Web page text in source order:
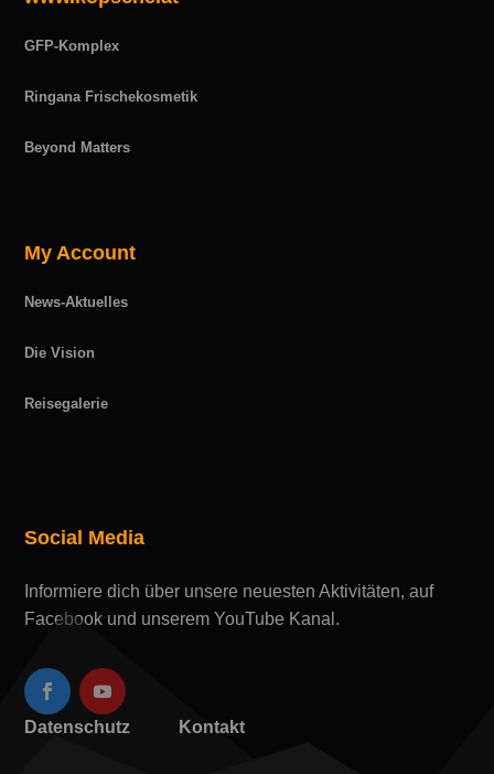
GFP-Komplex
Ringana Frischekosmetik
Beyond Matters
My Account
News-Aktuelles
Die Vision
Reisegalerie
Social Media
Informiere dich über unsere neuesten Aktivitäten, auf
Facebook und unserem YouTube Kanal.
Datenschutz Kontakt